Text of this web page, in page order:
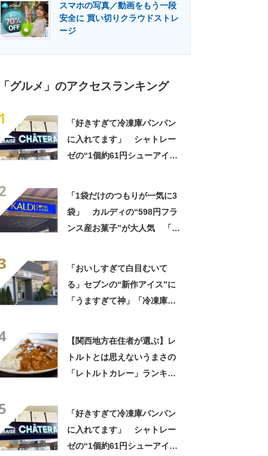
スマホの写真／動画をもう一段
安全に 買い切りクラウドストレ
ージ
グルメ」のアクセスランキング
「好きすぎて冷凍庫パンパン
に入れてます」 シャトレー
ゼの“1個約61円シューアイ
「1袋だけのつもりが一気に3
袋」 カルディの“598円フラ
ンス産お菓子”が大人気 「デ
「おいしすぎて白目むいて
る」セブンの“新作アイス”に
「うますぎて神」「冷凍庫に
【関西地方在住者が選ぶ】レ
トルトとは思えないうまさの
「レトルトカレー」ランキン
「好きすぎて冷凍庫パンパン
に入れてます」 シャトレー
ゼの“1個約61円シューアイ